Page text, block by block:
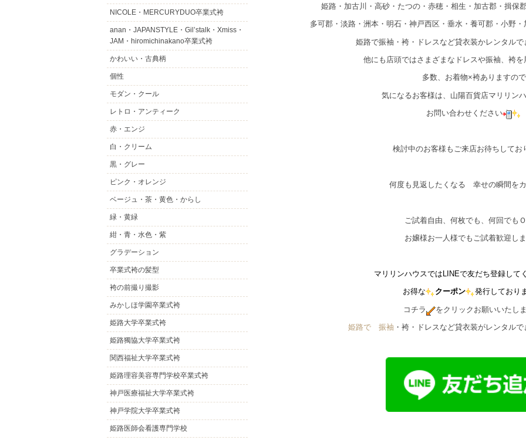
姫路・加古川・高砂・たつの・赤穂・相生・加古郡・揖保
多可郡・淡路・洲本・明石・神戸西区・垂水・養可郡・小野
姫路で振袖・袴・ドレスなど貸衣装かレンタル
他にも店頭ではさまざまなドレスや振袖、袴
多数、お着物×袴ありますので
気になるお客様は、山陽百貨店マリリン
お問い合わせください
検討中のお客様もご来店お待ちしてお
何度も見返したくなる 幸せの瞬間を
ご試着自由、何枚でも、何回でも
お嬢様お一人様でもご試着歓迎し
マリリンハウスではLINEで友だち登録して
お得な クーポン 発行しており
コチラ をクリックお願いいたし
姫路で゙振袖 ・袴・ドレスなど貸衣装がレンタル
NICOLE・MERCURYDUO卒業式袴
anan・JAPANSTYLE・Gil’stalk・Xmiss・
JAM・hiromichinakano卒業式袴
かわいい・古典柄
個性
モダン・クール
レトロ・アンティーク
赤・エンジ
白・クリーム
黒・グレー
ピンク・オレンジ
ベージュ・茶・黄色・からし
緑・黄緑
紺・青・水色・紫
グラデーション
卒業式袴の髪型
袴の前撮り撮影
みかしほ学園卒業式袴
姫路大学卒業式袴
姫路獨協大学卒業式袴
関西福祉大学卒業式袴
姫路理容美容専門学校卒業式袴
神戸医療福祉大学卒業式袴
神戸学院大学卒業式袴
姫路医師会看護専門学校